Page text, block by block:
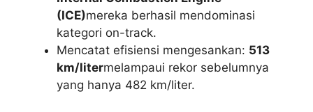
(ICE)mereka berhasil mendominasi
kategori on-track.
Mencatat efisiensi mengesankan: 513
km/litermelampaui rekor sebelumnya
yang hanya 482 km/liter.